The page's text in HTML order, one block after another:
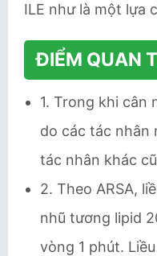
ILE như là một lựa
ĐIỂM QUAN
1. Trong khi cân
do các tác nhân
tác nhân khác
2. Theo ARSA,
nhũ tương lipid
vòng 1 phút.